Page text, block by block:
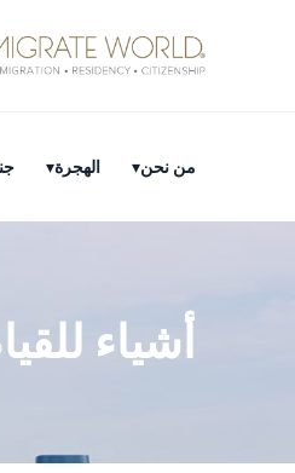
من نحن الهجرة
أشياء